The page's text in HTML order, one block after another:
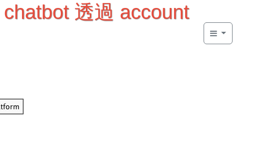
透過 account